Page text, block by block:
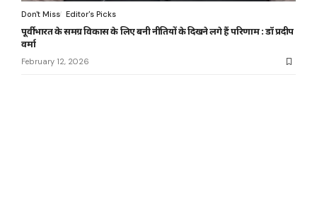
Don't Miss Editor's Picks
पूर्वी भारत के समग्र विकास के लिए बनी नीतियों के दिखने लगे हैं परिणाम : डॉ प्रदीप
वर्मा
February 12, 2026